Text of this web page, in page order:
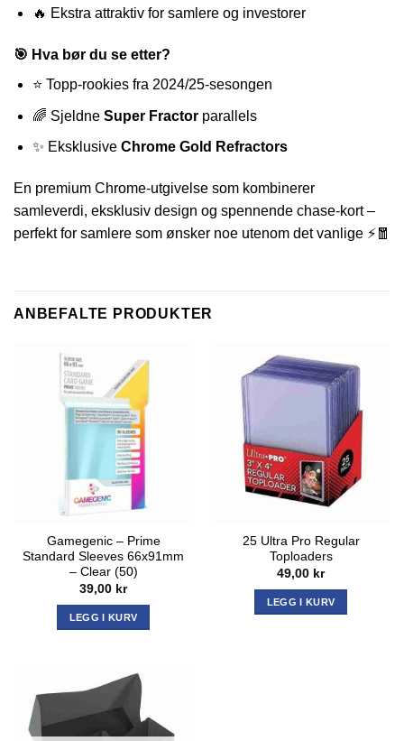
🔥 Ekstra attraktiv for samlere og investorer
🎯 Hva bør du se etter?
⭐ Topp-rookies fra 2024/25-sesongen
🌈 Sjeldne Super Fractorparallels
✨ Eksklusive Chrome Gold Refractors
En premium Chrome-utgivelse som kombinerer
samleverdi, eksklusiv design og spennende chase-kort –
perfekt for samlere som ønsker noe utenom det vanlige ⚡🧧
ANBEFALTE PRODUKTER
Gamegenic – Prime
Standard Sleeves 66x91mm
– Clear (50)
39,00 kr
LEGG I KURV
25 Ultra Pro Regular
Toploaders
49,00 kr
LEGG I KURV